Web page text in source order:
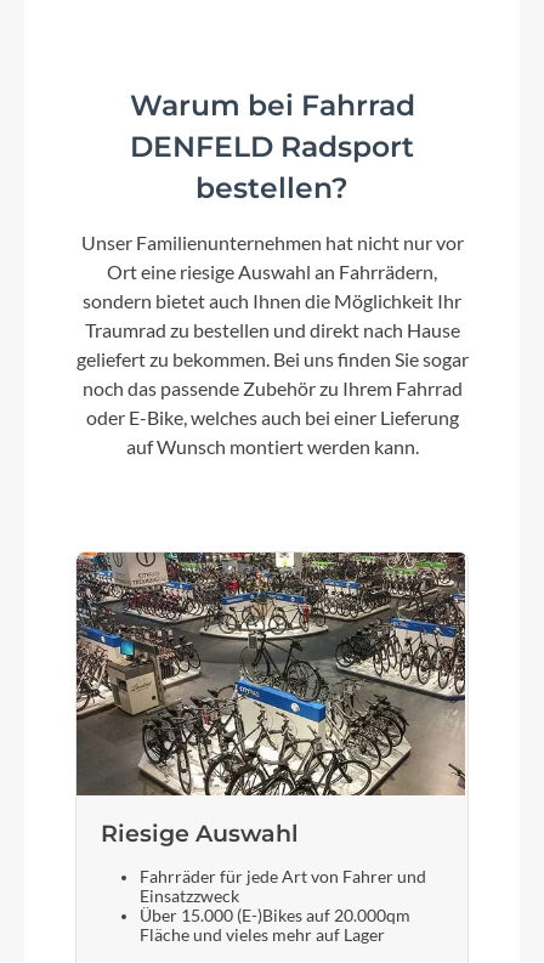
CUBE Rise Trail Bar 35
Farbe
Motor
Bosch Drive Unit Performance Line CX max.
100Nm (BDU38)
Kette
Gewicht
25,8 kg
Akku
Bosch PowerTube 800
Laufradgröße
Schalthebel
Shimano Cues SL-U6000, Rapidfire-Plus
Warum bei Fahrrad
DENFELD Radsport
bestellen?
Unser Familienunternehmen hat nicht nur vor
Ort eine riesige Auswahl an Fahrrädern,
sondern bietet auch Ihnen die Möglichkeit Ihr
Traumrad zu bestellen und direkt nach Hause
geliefert zu bekommen. Bei uns finden Sie sogar
noch das passende Zubehör zu Ihrem Fahrrad
oder E-Bike, welches auch bei einer Lieferung
auf Wunsch montiert werden kann.
Riesige Auswahl
Fahrräder für jede Art von Fahrer und
Einsatzzweck
Über 15.000 (E-)Bikes auf 20.000qm
Fläche und vieles mehr auf Lager